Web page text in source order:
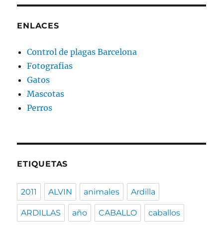
ENLACES
Control de plagas Barcelona
Fotografias
Gatos
Mascotas
Perros
ETIQUETAS
2011 ALVIN animales Ardilla
ARDILLAS año CABALLO caballos